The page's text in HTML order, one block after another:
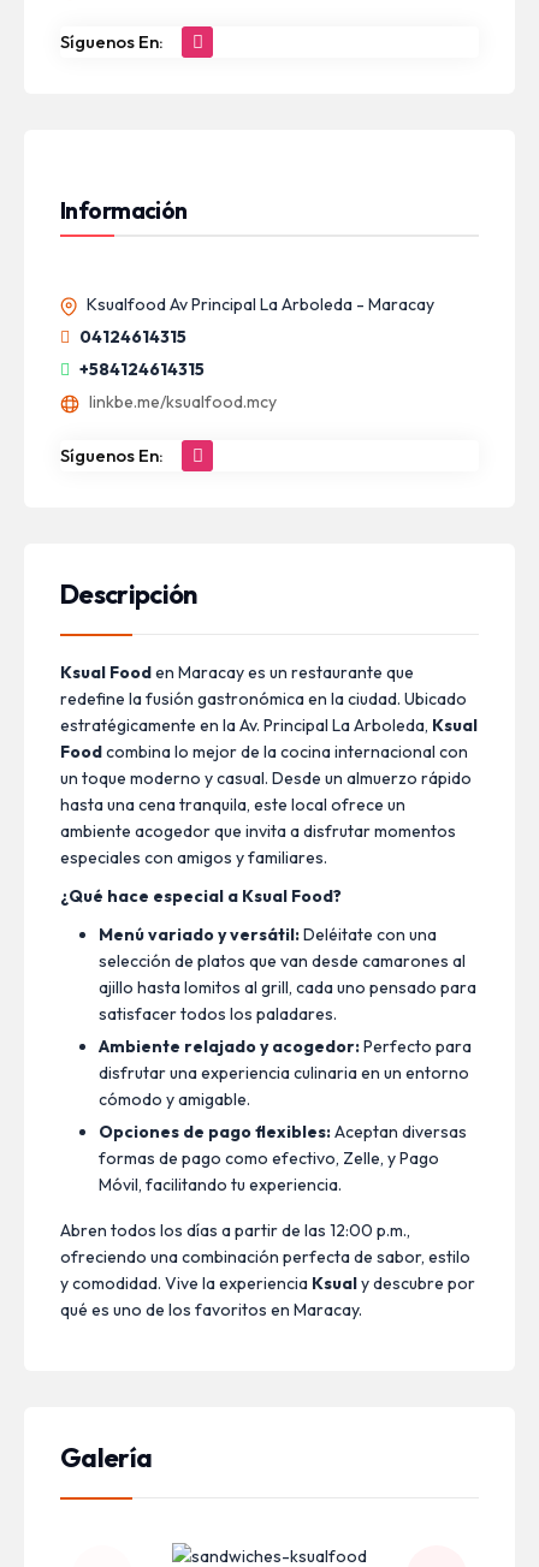
Síguenos En:
Información
Ksualfood Av Principal La Arboleda - Maracay
04124614315
+584124614315
linkbe.me/ksualfood.mcy
Síguenos En:
Descripción
Ksual Fooden Maracay es un restaurante que
redefine la fusión gastronómica en la ciudad. Ubicado
estratégicamente en la Av. Principal La Arboleda, Ksual
Foodcombina lo mejor de la cocina internacional con
un toque moderno y casual. Desde un almuerzo rápido
hasta una cena tranquila, este local ofrece un
ambiente acogedor que invita a disfrutar momentos
especiales con amigos y familiares.
¿Qué hace especial a Ksual Food?
Menú variado y versátil:Deléitate con una
selección de platos que van desde camarones al
ajillo hasta lomitos al grill, cada uno pensado para
satisfacer todos los paladares.
Ambiente relajado y acogedor:Perfecto para
disfrutar una experiencia culinaria en un entorno
cómodo y amigable.
Opciones de pago flexibles:Aceptan diversas
formas de pago como efectivo, Zelle, y Pago
Móvil, facilitando tu experiencia.
Abren todos los días a partir de las 12:00 p.m.,
ofreciendo una combinación perfecta de sabor, estilo
y comodidad. Vive la experiencia Ksualy descubre por
qué es uno de los favoritos en Maracay.
Galería